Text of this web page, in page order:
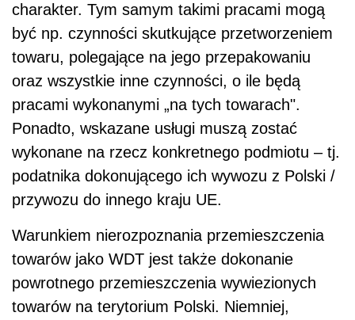
charakter. Tym samym takimi pracami mogą
być np. czynności skutkujące przetworzeniem
towaru, polegające na jego przepakowaniu
oraz wszystkie inne czynności, o ile będą
pracami wykonanymi „na tych towarach".
Ponadto, wskazane usługi muszą zostać
wykonane na rzecz konkretnego podmiotu – tj.
podatnika dokonującego ich wywozu z Polski /
przywozu do innego kraju UE.
Warunkiem nierozpoznania przemieszczenia
towarów jako WDT jest także dokonanie
powrotnego przemieszczenia wywiezionych
towarów na terytorium Polski. Niemniej,